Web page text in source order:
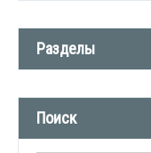
Разделы
Новости компании
СМИ о нас (1)
Поиск